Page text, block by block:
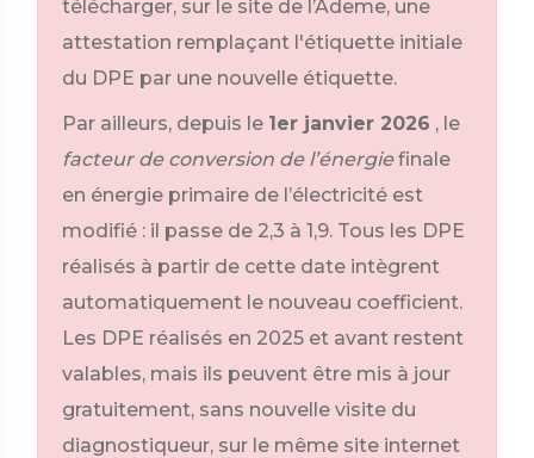
télécharger, sur le site de l’Ademe, une
attestation remplaçant l'étiquette initiale
du DPE par une nouvelle étiquette.
Par ailleurs, depuis le 1er janvier 2026 , le
facteur de conversion de l’énergie finale
en énergie primaire de l’électricité est
modifié : il passe de 2,3 à 1,9. Tous les DPE
réalisés à partir de cette date intègrent
automatiquement le nouveau coefficient.
Les DPE réalisés en 2025 et avant restent
valables, mais ils peuvent être mis à jour
gratuitement, sans nouvelle visite du
diagnostiqueur, sur le même site internet